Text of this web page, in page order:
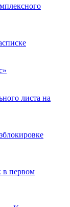
листа на
в первом